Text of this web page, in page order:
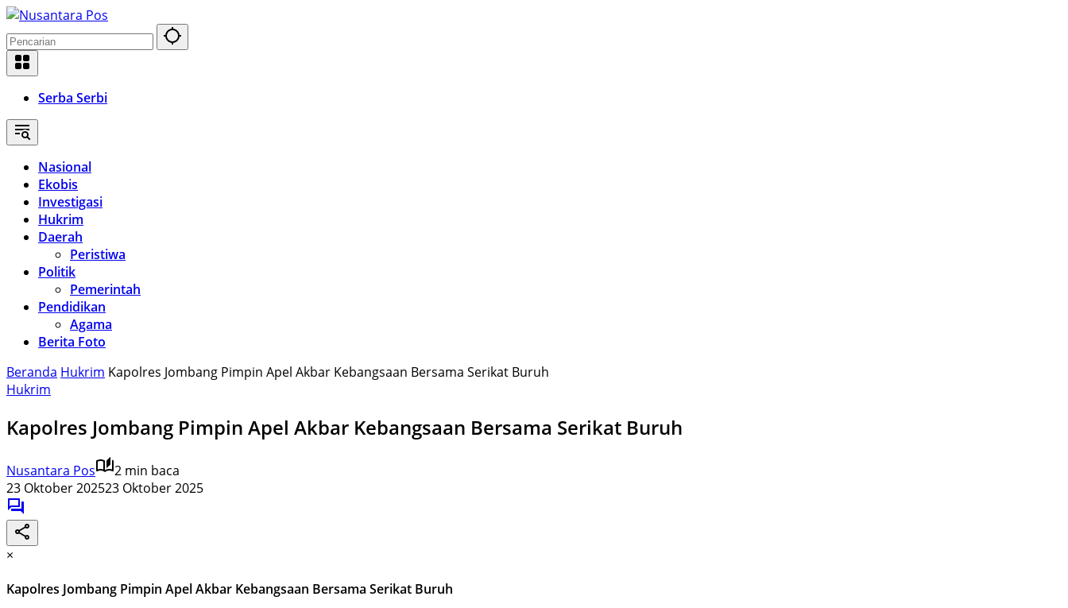
Langsung
ke
konten
Serba Serbi
Nasional
Ekobis
Investigasi
Hukrim
Daerah
Peristiwa
Politik
Pemerintah
Pendidikan
Agama
Berita Foto
Beranda Hukrim Kapolres Jombang Pimpin Apel Akbar Kebangsaan Bersama Serikat Buruh
Hukrim
Kapolres Jombang Pimpin Apel Akbar Kebangsaan Bersama Serikat Buruh
Nusantara Pos
2 min baca
23 Oktober 202523 Oktober 2025
×
Kapolres Jombang Pimpin Apel Akbar Kebangsaan Bersama Serikat Buruh